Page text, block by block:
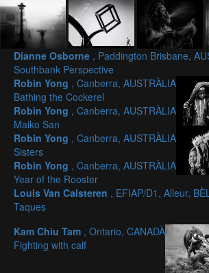
Dianne Osborne , Paddington Brisbane,
Southbank Perspective
Robin Yong , Canberra, AUSTRÀLIA
Bathing the Cockerel
Robin Yong , Canberra, AUSTRÀLIA
Maiko San
Robin Yong , Canberra, AUSTRÀLIA
Sisters
Robin Yong , Canberra, AUSTRÀLIA
Year of the Rooster
Louis Van Calsteren , EFIAP/D1, Alleur,
Taques
Kam Chiu Tam , Ontario, CANADÀ
Fighting with calf